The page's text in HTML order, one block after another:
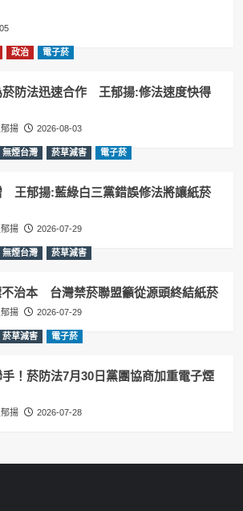
政治 電子菸
菸防法迅速合作 王郁揚:修法速度快得
揚 2026-08-03
無煙台灣 菸草減害 電子菸
王郁揚:藍綠白三黨錯誤修法將讓紙菸
揚 2026-07-29
無煙台灣 菸草減害
不治本 台灣禁菸聯盟籲從源頭終結紙菸
揚 2026-07-29
菸草減害 電子菸
！菸防法7月30日黨團協商加重電子煙
揚 2026-07-28